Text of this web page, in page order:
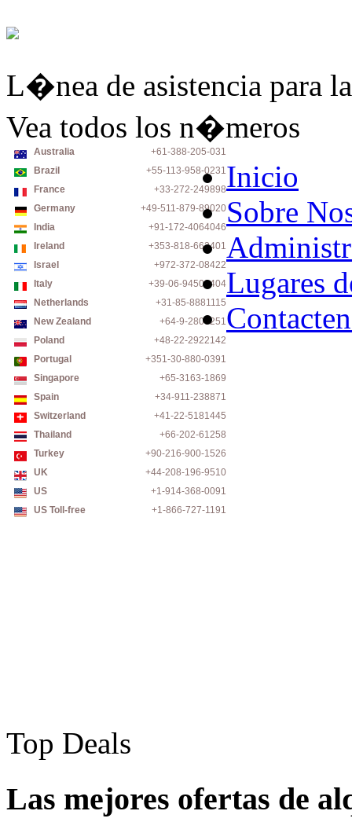
L�nea de asistencia para
Vea todos los n�meros
Australia
+61-388-205-031
Brazil
+55-113-958-0231
France
+33-272-249898
Germany
+49-511-879-89020
India
+91-172-4064046
Ireland
+353-818-663401
Israel
+972-372-08422
Italy
+39-06-94500404
Netherlands
+31-85-8881115
New Zealand
+64-9-2806251
Poland
+48-22-2922142
Portugal
+351-30-880-0391
Singapore
+65-3163-1869
Spain
+34-911-238871
Switzerland
+41-22-5181445
Thailand
+66-202-61258
Turkey
+90-216-900-1526
UK
+44-208-196-9510
US
+1-914-368-0091
US Toll-free
+1-866-727-1191
Inicio
Sobre
Lugares
Top Deals
Las mejores ofertas de